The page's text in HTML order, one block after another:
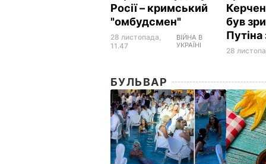
Росії – кримський
"омбудсмен"
28 листопада,
11.47
ВІЙНА В
УКРАЇНІ
був
28
БУЛЬВАР